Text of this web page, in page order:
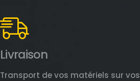
Livraison
Transport de vos matériels sur vos